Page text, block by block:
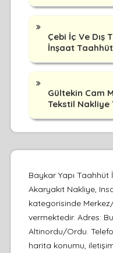
Çebi İç Ve
İnşaat
Gültekin Cam
Tekstil Nakliye
Baykar Yapı
Akaryakıt Nakliye,
kategorisinde
vermektedir. Adres:
Altinordu/Ordu.
harita konumu,